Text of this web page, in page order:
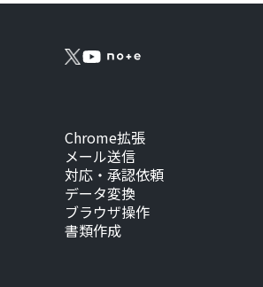
Chrome拡張
メール送信
対応・承認依頼
データ変換
ブラウザ操作
書類作成